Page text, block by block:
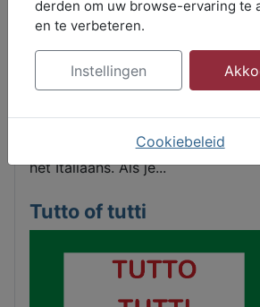
Naar iets in het verleden wijzen is
soms niet voor de hand liggend in
het Italiaans. Als je...
Tutto of tutti
derden om uw browse-ervaring te
en te verbeteren.
Instellingen
Cookiebeleid